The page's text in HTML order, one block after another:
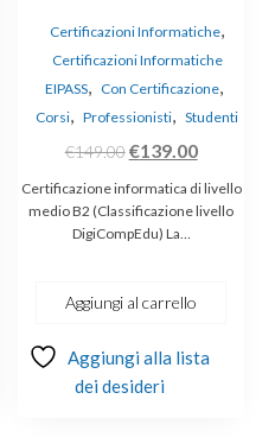
Certificazioni Informatiche,
Certificazioni Informatiche
EIPASS, Con Certificazione,
Corsi, Professionisti, Studenti
€149.00Il
prezzo
originale
era:
€139.00Il
prezzo
attuale
Certificazione informatica di livello
medio B2 (Classificazione livello
DigiCompEdu) La…
Aggiungi al carrello
Aggiungi alla lista
dei desideri